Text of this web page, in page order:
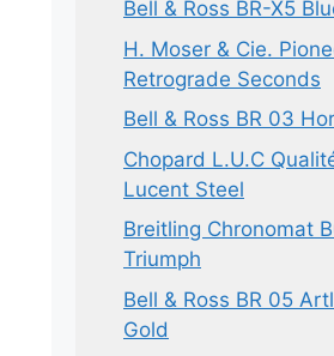
Bell & Ross BR-X5
H. Moser & Cie.
Retrograde Seconds
Bell & Ross BR 03
Chopard L.U.C
Lucent Steel
Breitling Chronomat
Triumph
Bell & Ross BR 05
Gold